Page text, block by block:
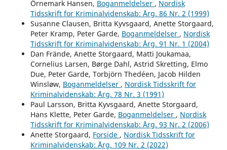
Örnemark Hansen, Boganmeldelser , Nordisk
Tidsskrift for Kriminalvidenskab: Årg. 86 Nr. 2 (1999)
Susanne Clausen, Britta Kyvsgaard, Anette Storgaard,
Peter Kramp, Peter Garde, Boganmeldelser , Nordisk
Tidsskrift for Kriminalvidenskab: Årg. 91 Nr. 1 (2004)
Dan Frände, Anette Storgaard, Matti Joukamaa,
Cornelius Larsen, Børge Dahl, Astrid Skretting, Elmo
Due, Peter Garde, Torbjörn Thedéen, Jacob Hilden
Winsløw, Boganmeldelser , Nordisk Tidsskrift for
Kriminalvidenskab: Årg. 78 Nr. 3 (1991)
Paul Larsson, Britta Kyvsgaard, Anette Storgaard,
Hans Klette, Peter Garde, Boganmeldelser , Nordisk
Tidsskrift for Kriminalvidenskab: Årg. 93 Nr. 2 (2006)
Anette Storgaard, Forside , Nordisk Tidsskrift for
Kriminalvidenskab: Årg. 109 Nr. 2 (2022)